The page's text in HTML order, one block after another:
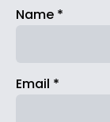
Name *
Email *